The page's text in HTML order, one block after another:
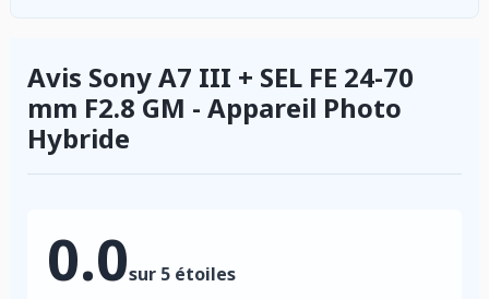
Avis Sony A7 III + SEL FE 24-70
mm F2.8 GM - Appareil Photo
Hybride
0.0sur 5 étoiles